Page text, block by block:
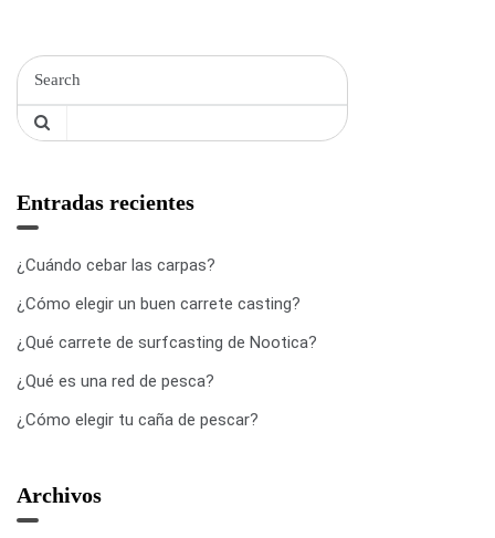
Entradas recientes
¿Cuándo cebar las carpas?
¿Cómo elegir un buen carrete casting?
¿Qué carrete de surfcasting de Nootica?
¿Qué es una red de pesca?
¿Cómo elegir tu caña de pescar?
Archivos